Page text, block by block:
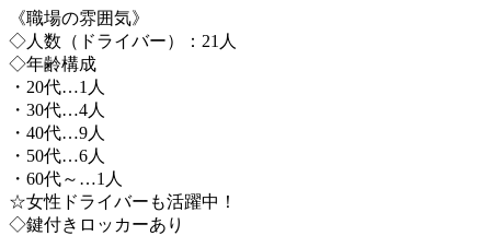
《職場の雰囲気》
◇人数（ドライバー）：21人
◇年齢構成
・20代…1人
・30代…4人
・40代…9人
・50代…6人
・60代～…1人
☆女性ドライバーも活躍中！
◇鍵付きロッカーあり